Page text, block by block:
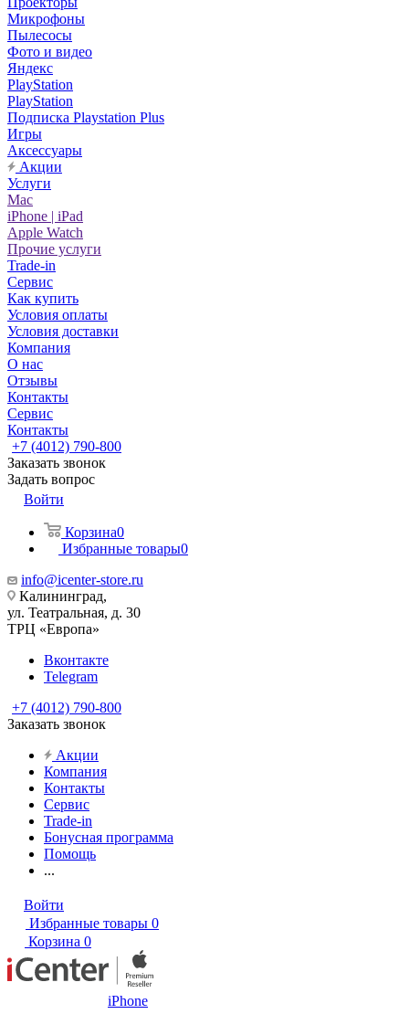
Микрофоны
Пылесосы
Фото и видео
Яндекс
PlayStation
PlayStation
Подписка Playstation Plus
Игры
Аксессуары
Акции
Услуги
Mac
iPhone | iPad
Apple Watch
Прочие услуги
Trade-in
Сервис
Как купить
Условия оплаты
Условия доставки
Компания
О нас
Отзывы
Контакты
Сервис
Контакты
+7 (4012) 790-800
Заказать звонок
Задать вопрос
Войти
Корзина0
Избранные товары0
info@icenter-store.ru
Калининград,
ул. Театральная, д. 30
ТРЦ «Европа»
Вконтакте
Telegram
+7 (4012) 790-800
Заказать звонок
Акции
Компания
Контакты
Сервис
Trade-in
Бонусная программа
Помощь
...
Войти
Избранные товары 0
Корзина 0
iPhone